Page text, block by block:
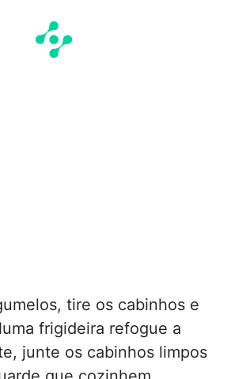
tire os cabinhos e
frigideira refogue a
junte os cabinhos limpos